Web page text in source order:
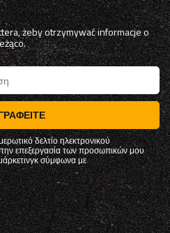
żeby otrzymywać informacje o
δελτίο ηλεκτρονικού
επεξεργασία των προσωπικών μου
σύμφωνα με